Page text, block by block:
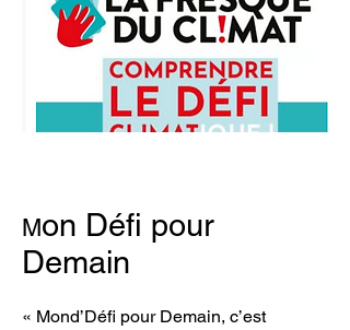
Mon Défi pour
Demain
« Mond’Défi pour Demain, c’est